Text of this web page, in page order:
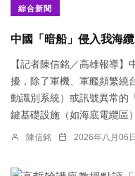
綜合新聞
中國「暗船」侵入我海
【記者陳信銘／高雄報導
擾，除了軍機、軍艦頻繁繞
動識別系統）或訊號異常的
鍵基礎設施（如海底電纜區
陳信銘 2026年八月06日